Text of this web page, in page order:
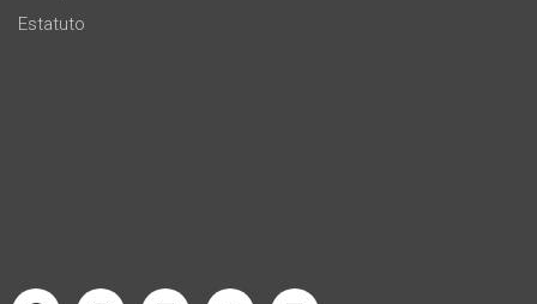
Estatuto